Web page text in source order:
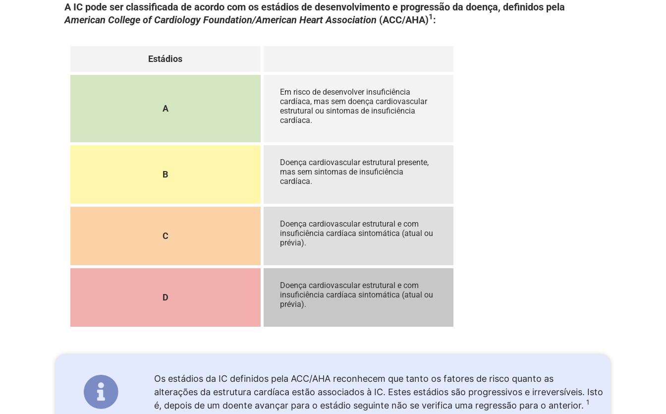
A IC pode ser classificada de acordo com os estádios de desenvolvimento e progressão da doença, definidos pela
American College of Cardiology Foundation/American Heart Association (ACC/AHA)1 :
Estádios
A
Em risco de desenvolver insuficiência
cardíaca, mas sem doença cardiovascular
estrutural ou sintomas de insuficiência
cardíaca.
B
Doença cardiovascular estrutural presente,
mas sem sintomas de insuficiência
cardíaca.
C
Doença cardiovascular estrutural e com
insuficiência cardíaca sintomática (atual ou
prévia).
D
Doença cardiovascular estrutural e com
insuficiência cardíaca sintomática (atual ou
prévia).
Os estádios da IC definidos pela ACC/AHA reconhecem que tanto os fatores de risco quanto as
alterações da estrutura cardíaca estão associados à IC. Estes estádios são progressivos e irreversíveis. Isto
é, depois de um doente avançar para o estádio seguinte não se verifica uma regressão para o anterior. 1